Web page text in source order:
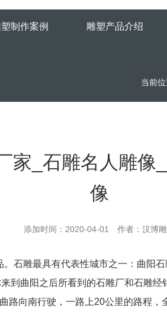
塑制作案例 雕塑产品介绍
当前
家_石雕名人雕像
像
添加时间：2020-04-01 作者：汉博
石雕最具有代表性城市之一：曲阳
到曲阳之后所看到的石雕厂和石雕
路向南行驶，一路上20公里的路程